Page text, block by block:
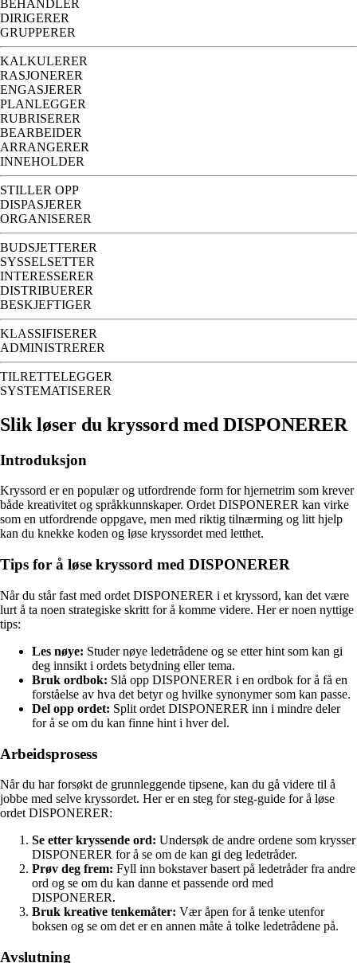
BEHANDLER
DIRIGERER
GRUPPERER
KALKULERER
RASJONERER
ENGASJERER
PLANLEGGER
RUBRISERER
BEARBEIDER
ARRANGERER
INNEHOLDER
STILLER OPP
DISPASJERER
ORGANISERER
BUDSJETTERER
SYSSELSETTER
INTERESSERER
DISTRIBUERER
BESKJEFTIGER
KLASSIFISERER
ADMINISTRERER
TILRETTELEGGER
SYSTEMATISERER
Slik løser du kryssord med DISPONERER
Introduksjon
Kryssord er en populær og utfordrende form for hjernetrim som krever
både kreativitet og språkkunnskaper. Ordet DISPONERER kan virke
som en utfordrende oppgave, men med riktig tilnærming og litt hjelp
kan du knekke koden og løse kryssordet med letthet.
Tips for å løse kryssord med DISPONERER
Når du står fast med ordet DISPONERER i et kryssord, kan det være
lurt å ta noen strategiske skritt for å komme videre. Her er noen nyttige
tips:
Les nøye: Studer nøye ledetrådene og se etter hint som kan gi
deg innsikt i ordets betydning eller tema.
Bruk ordbok: Slå opp DISPONERER i en ordbok for å få en
forståelse av hva det betyr og hvilke synonymer som kan passe.
Del opp ordet: Split ordet DISPONERER inn i mindre deler
for å se om du kan finne hint i hver del.
Arbeidsprosess
Når du har forsøkt de grunnleggende tipsene, kan du gå videre til å
jobbe med selve kryssordet. Her er en steg for steg-guide for å løse
ordet DISPONERER:
Se etter kryssende ord: Undersøk de andre ordene som krysser
DISPONERER for å se om de kan gi deg ledetråder.
Prøv deg frem: Fyll inn bokstaver basert på ledetråder fra andre
ord og se om du kan danne et passende ord med
DISPONERER.
Bruk kreative tenkemåter: Vær åpen for å tenke utenfor
boksen og se om det er en annen måte å tolke ledetrådene på.
Avslutning